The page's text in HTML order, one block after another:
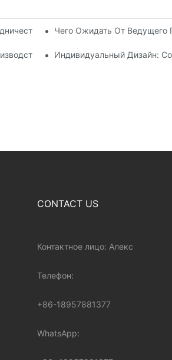
С Дистрибьюторами Пляжных
Чего Ожидать От Ведущего
Шезлонгов Для Отдыха На
Индивидуальный Дизайн:
CONTACT US
Контактное лицо: Алекс
Телефон:
+86-18957881377
WhatsApp: